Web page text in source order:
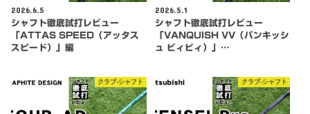
2026.6.5
シャフト徹底試打レビュー
「ATTAS SPEED（アッタス
スピード）」編
2026.5.1
シャフト徹底試打レビュー
「VANQUISH VV（バンキッシ
ュ ビィビィ）」…
クラブ-シャフト クラブ-シャフト